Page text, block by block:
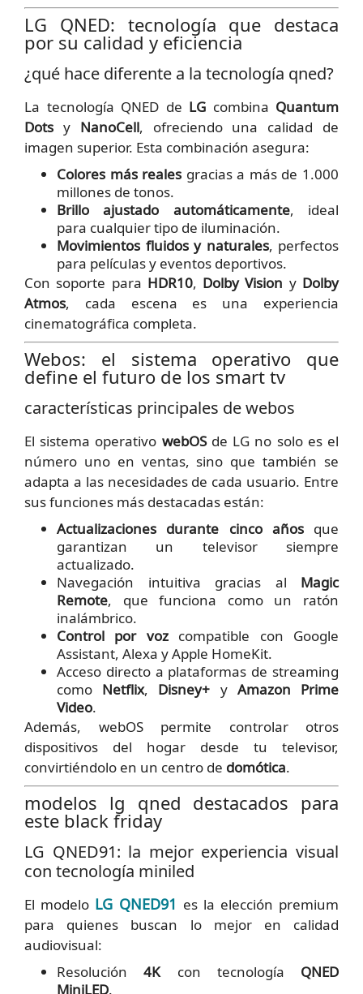
LG QNED: tecnología que destaca
por su calidad y eficiencia
¿qué hace diferente a la tecnología qned?
La tecnología QNED de LG combina Quantum
Dots y NanoCell, ofreciendo una calidad de
imagen superior. Esta combinación asegura:
Colores más reales gracias a más de 1.000
millones de tonos.
Brillo ajustado automáticamente, ideal
para cualquier tipo de iluminación.
Movimientos fluidos y naturales, perfectos
para películas y eventos deportivos.
Con soporte para HDR10, Dolby Vision y Dolby
Atmos, cada escena es una experiencia
cinematográfica completa.
Webos: el sistema operativo que
define el futuro de los smart tv
características principales de webos
El sistema operativo webOSde LG no solo es el
número uno en ventas, sino que también se
adapta a las necesidades de cada usuario. Entre
sus funciones más destacadas están:
Actualizaciones durante cinco añosque
garantizan un televisor siempre
actualizado.
Navegación intuitiva gracias al Magic
Remote, que funciona como un ratón
inalámbrico.
Control por vozcompatible con Google
Assistant, Alexa y Apple HomeKit.
Acceso directo a plataformas de streaming
como Netflix, Disney+ y Amazon Prime
Video.
Además, webOS permite controlar otros
dispositivos del hogar desde tu televisor,
convirtiéndolo en un centro de domótica.
modelos lg qned destacados para
este black friday
LG QNED91: la mejor experiencia visual
con tecnología miniled
El modelo LG QNED91 es la elección premium
para quienes buscan lo mejor en calidad
audiovisual:
Resolución4Kcon tecnología QNED
MiniLED.